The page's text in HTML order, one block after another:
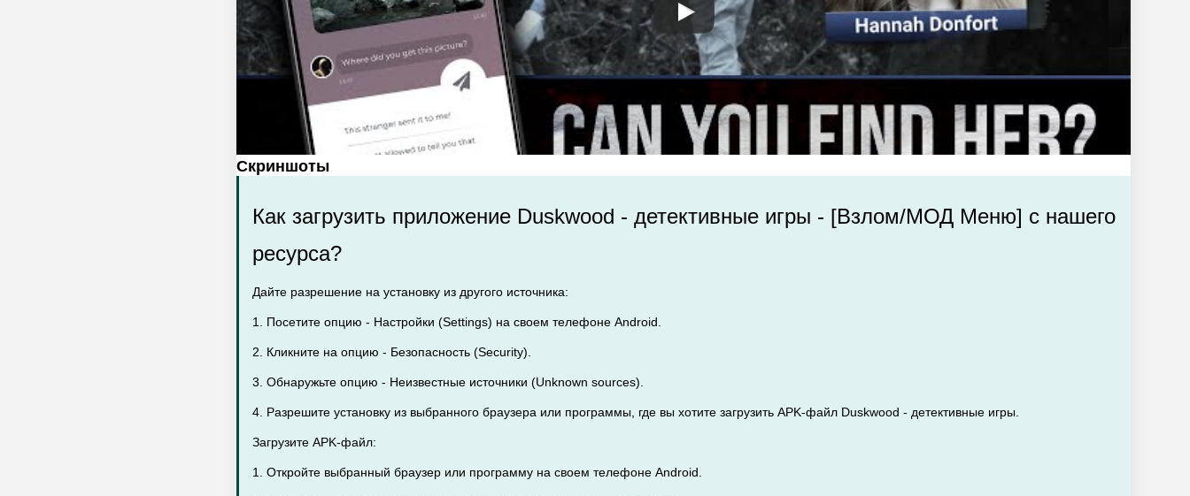
Скриншоты
Как загрузить приложение Duskwood - детективные игры - [Взлом/МОД Меню] с нашего
ресурса?
Дайте разрешение на установку из другого источника:
1. Посетите опцию - Настройки (Settings) на своем телефоне Android.
2. Кликните на опцию - Безопасность (Security).
3. Обнаружьте опцию - Неизвестные источники (Unknown sources).
4. Разрешите установку из выбранного браузера или программы, где вы хотите загрузить APK-файл Duskwood - детективные игры.
Загрузите APK-файл:
1. Откройте выбранный браузер или программу на своем телефоне Android.